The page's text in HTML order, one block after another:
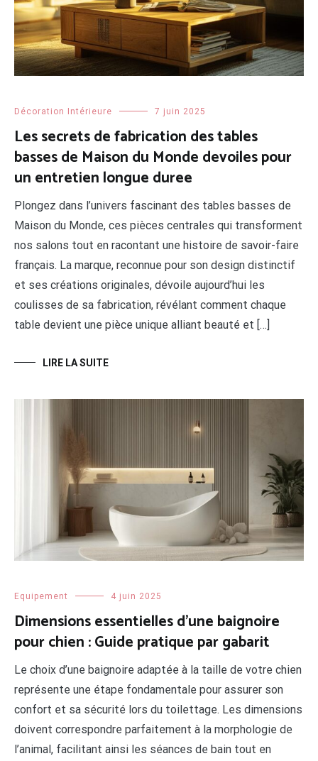
Décoration Intérieure 7 juin 2025
Les secrets de fabrication des tables
basses de Maison du Monde devoiles pour
un entretien longue duree
Plongez dans l’univers fascinant des tables basses de
Maison du Monde, ces pièces centrales qui transforment
nos salons tout en racontant une histoire de savoir-faire
français. La marque, reconnue pour son design distinctif
et ses créations originales, dévoile aujourd’hui les
coulisses de sa fabrication, révélant comment chaque
table devient une pièce unique alliant beauté et […]
LIRE LA SUITE
Equipement 4 juin 2025
Dimensions essentielles d’une baignoire
pour chien : Guide pratique par gabarit
Le choix d’une baignoire adaptée à la taille de votre chien
représente une étape fondamentale pour assurer son
confort et sa sécurité lors du toilettage. Les dimensions
doivent correspondre parfaitement à la morphologie de
l’animal, facilitant ainsi les séances de bain tout en